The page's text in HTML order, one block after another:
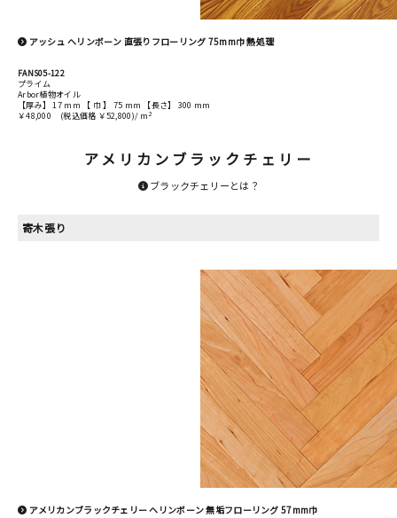
アッシュ ヘリンボーン 直張りフローリング 75mm巾 熱処理
FANS05-122
プライム
Arbor植物オイル
【厚み】 17 mm 【 巾 】 75 mm 【長さ】 300 mm
￥48,000
(税込価格 ￥52,800)/ m 2
アメリカンブラックチェリー
ブラックチェリーとは？
寄木張り
アメリカンブラックチェリー ヘリンボーン 無垢フローリング 57mm巾